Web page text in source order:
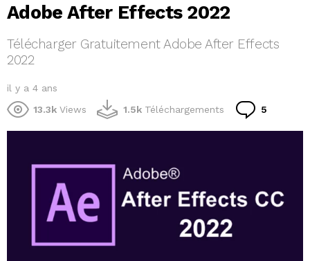
Adobe After Effects 2022
Télécharger Gratuitement Adobe After Effects
2022
il y a 4 ans
13.3k Views 1.5k Téléchargements 5